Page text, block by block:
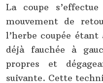
La coupe
mouvement de
l’herbe coupée
déjà fauchée à
propres et
suivante. Cette